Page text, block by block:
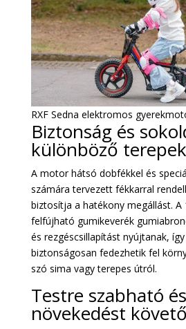
RXF Sedna elektromos
Biztonság és
különböző
A motor hátsó dobfékkel és
számára tervezett fékkarral
biztosítja a hatékony megállást. A
felfújható gumikeverék
és rezgéscsillapítást nyújtanak,
biztonságosan fedezhetik fel
szó sima vagy terepes útról.
Testre szabható és
növekedést